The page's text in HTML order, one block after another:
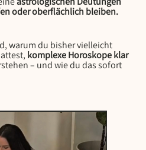
oder oberflächlich bleiben.
warum du bisher vielleicht
komplexe Horoskope klar
– und wie du das sofort